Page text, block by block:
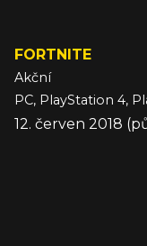
FORTNITE
Akční
12. červen 2018